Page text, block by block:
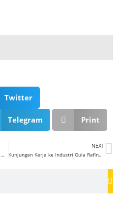
Twitter
Telegram Print
Kunjungan Kerja ke Kawasan Industri Halal Cikande
NEXT
Kunjungan Kerja ke Industri Gula Rafinasi